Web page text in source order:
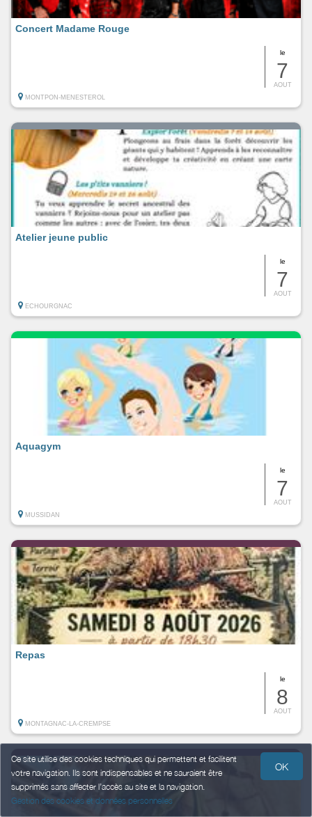
Ce site utilise des cookies techniques qui permettent et facilitent
votre navigation. Ils sont indispensables et ne sauraient être
supprimés sans affecter l’accès au site et la navigation.
Gestion des cookies et données personnelles
OK
le
7
AOUT
Concert Madame Rouge
MONTPON-MENESTEROL
le
7
AOUT
Atelier jeune public
ECHOURGNAC
le
7
AOUT
Aquagym
MUSSIDAN
le
8
AOUT
Repas
MONTAGNAC-LA-CREMPSE